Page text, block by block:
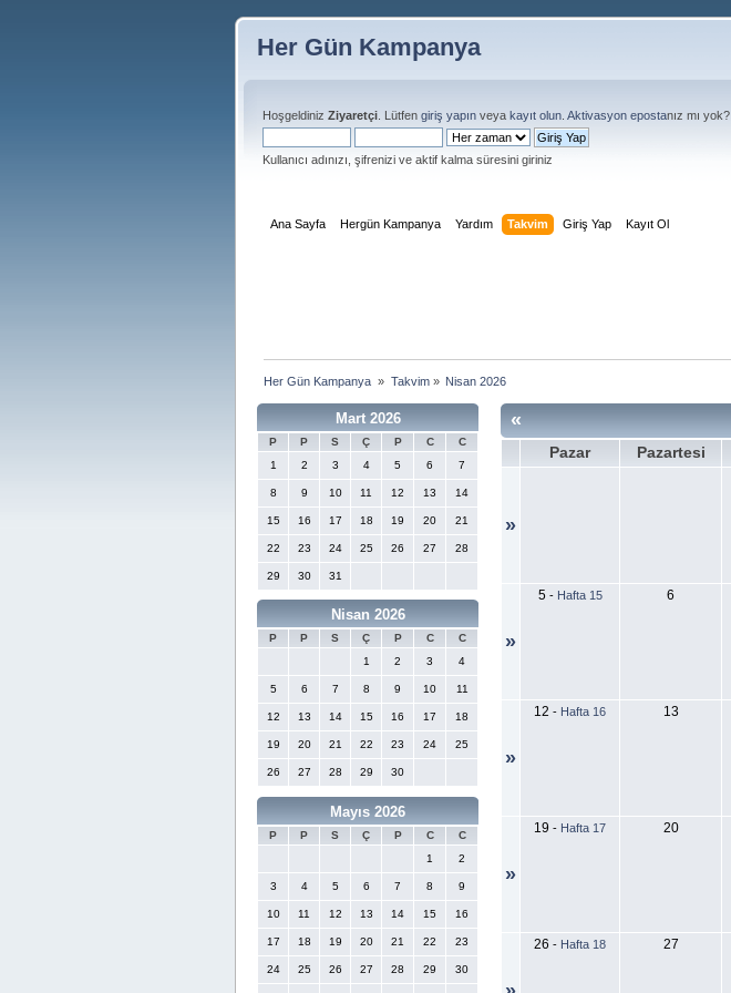
Her Gün Kampanya
Hoşgeldiniz Ziyaretçi . Lütfen giriş yapın veya kayıt olun Aktivasyon epostanız mı yok?
Kullanıcı adınızı, şifrenizi ve aktif kalma süresini giriniz
Ana Sayfa Hergün Kampanya Yardım Takvim Giriş Yap Kayıt Ol
Her Gün Kampanya » Takvim» Nisan 2026
Mart 2026
P P S Ç P C
C
1
2 3 4 5 6 7
8 9 10 11 12 13 14
15 16 17 18 19 20 21
22 23 24 25 26 27 28
29 30 31
Nisan 2026
P P S Ç P C
C
1
2 3 4
5 6 7 8 9 10 11
12 13 14 15 16 17 18
19 20 21 22 23 24 25
26 27 28 29 30
Mayıs 2026
P P S Ç P C
C
1
2
3 4 5 6 7 8 9
10 11 12 13 14 15 16
17 18 19 20 21 22 23
24 25 26 27 28 29 30
«
Pazar Pazartesi
»
»
5- Hafta 15 6
»
12 - Hafta 16 13
»
19 - Hafta 17 20
26 - Hafta 18 27